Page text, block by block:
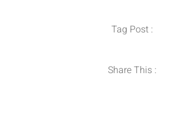
Tag Post :
Share This :